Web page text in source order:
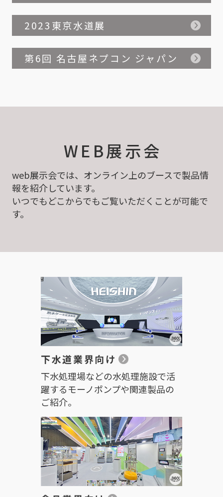
2023東京水道展
第6回 名古屋ネプコン ジャパン
WEB展示会
web展示会では、オンライン上のブースで製品情
報を紹介しています。
いつでもどこからでもご覧いただくことが可能で
す。
下水道業界向け
下水処理場などの水処理施設で活
躍するモーノポンプや関連製品の
ご紹介。